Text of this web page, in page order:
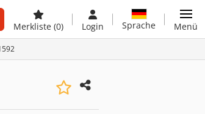
Merkliste (0) Login Sprache Menü